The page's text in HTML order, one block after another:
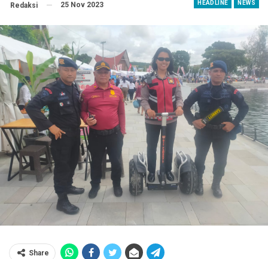
HEADLINE NEWS
Redaksi 25 Nov 2023
Share